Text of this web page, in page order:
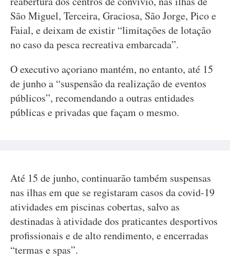
São Miguel, Terceira, Graciosa, São Jorge, Pico e
Faial, e deixam de existir “limitações de lotação
no caso da pesca recreativa embarcada”.
O executivo açoriano mantém, no entanto, até 15
de junho a “suspensão da realização de eventos
públicos”, recomendando a outras entidades
públicas e privadas que façam o mesmo.
Até 15 de junho, continuarão também suspensas
nas ilhas em que se registaram casos da covid-19
atividades em piscinas cobertas, salvo as
destinadas à atividade dos praticantes desportivos
profissionais e de alto rendimento, e encerradas
“termas e spas”.